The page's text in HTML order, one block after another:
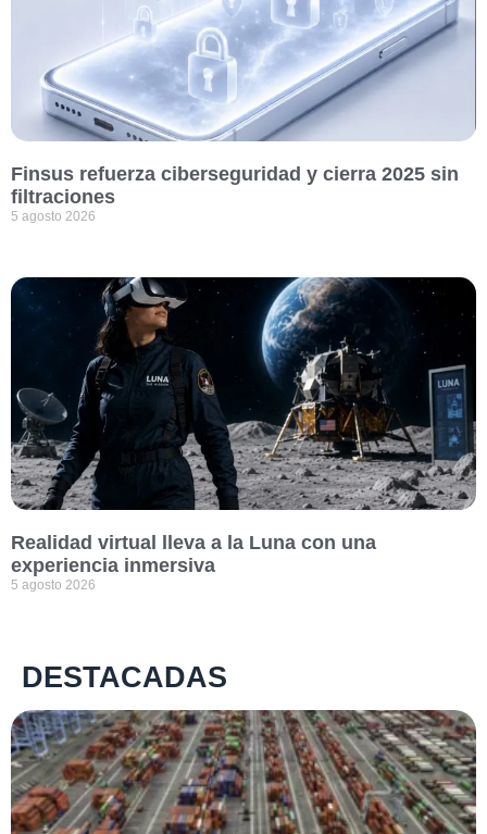
Finsus refuerza ciberseguridad y cierra 2025 sin
filtraciones
5 agosto 2026
Realidad virtual lleva a la Luna con una
experiencia inmersiva
5 agosto 2026
DESTACADAS